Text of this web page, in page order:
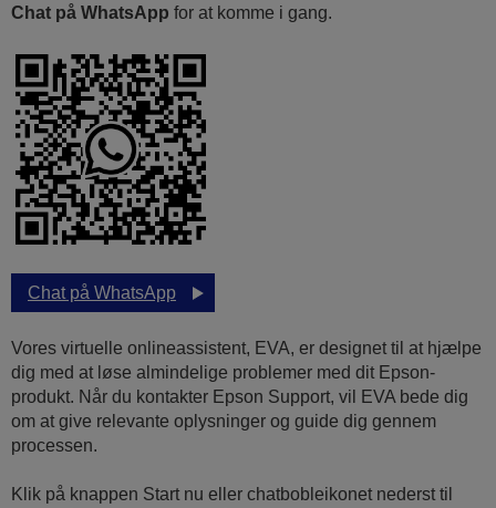
Chat på WhatsApp for at komme i gang.
Chat på WhatsApp
Vores virtuelle onlineassistent, EVA, er designet til at hjælpe
dig med at løse almindelige problemer med dit Epson-
produkt. Når du kontakter Epson Support, vil EVA bede dig
om at give relevante oplysninger og guide dig gennem
processen.
Klik på knappen Start nu eller chatbobleikonet nederst til